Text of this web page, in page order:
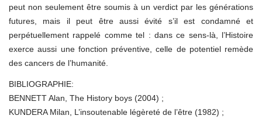
peut non seulement être soumis à un verdict par les générations
futures, mais il peut être aussi évité s’il est condamné et
perpétuellement rappelé comme tel : dans ce sens-là, l’Histoire
exerce aussi une fonction préventive, celle de potentiel remède
des cancers de l’humanité.
BIBLIOGRAPHIE:
BENNETT Alan, The History boys (2004) ;
KUNDERA Milan, L’insoutenable légèreté de l’être (1982) ;